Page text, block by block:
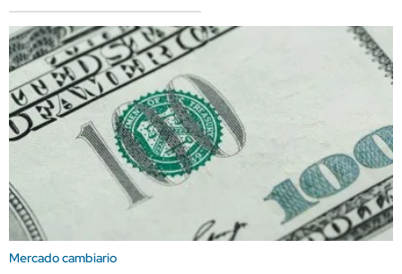
Mercado cambiario